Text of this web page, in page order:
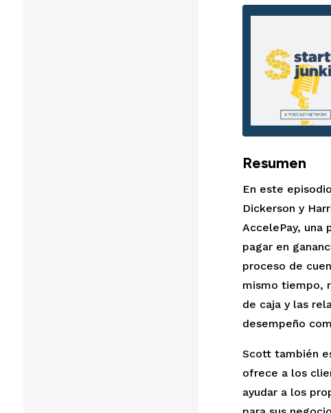
Resumen
En este
Dickerson y
AccelePay, una
pagar en
proceso de
mismo tiempo,
de caja y las
desempeño
Scott también
ofrece a los
ayudar a los